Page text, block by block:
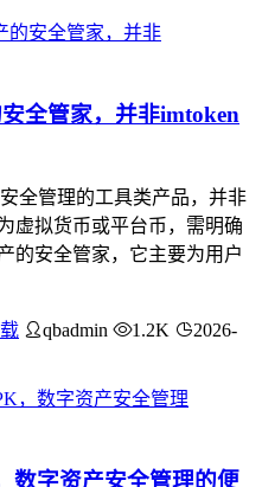
全管家，并非imtoken
全管理的工具类产品，并非
虚拟货币或平台币，需明确
的安全管家，它主要为用户
qbadmin 1.2K
2026-
数字资产安全管理的便